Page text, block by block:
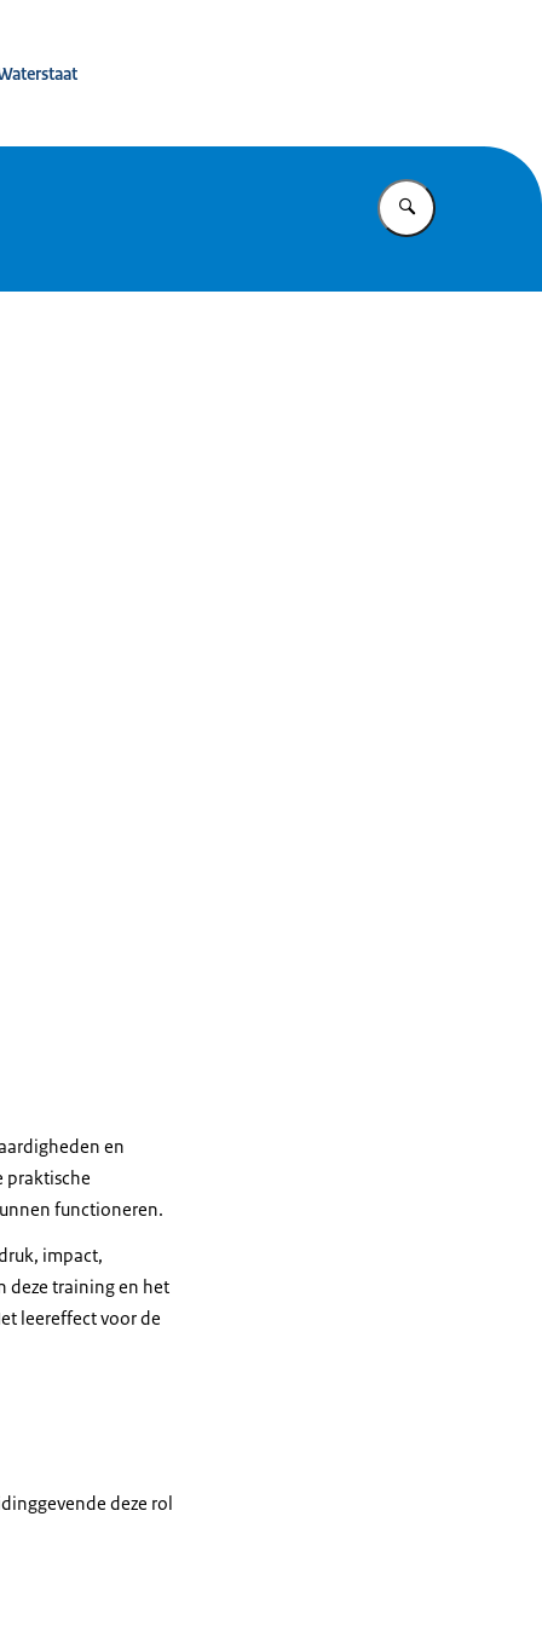
Vul in wat u
en
praktische
functioneren.
impact,
deze training en het
leereffect voor de
deze rol